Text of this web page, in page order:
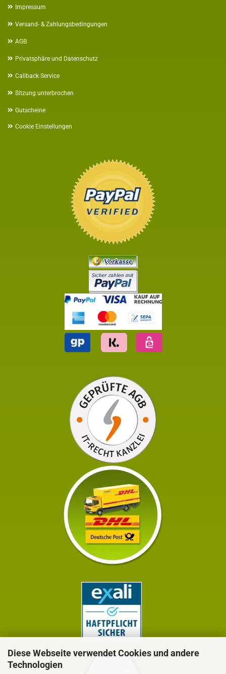
Diese Webseite verwendet Cookies und andere
Technologien
Impressum
Versand- & Zahlungsbedingungen
AGB
Privatsphäre und Datenschutz
Callback Service
Sitzung unterbrochen
Gutscheine
Cookie Einstellungen